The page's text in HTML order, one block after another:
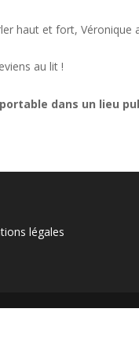
haut et fort,
au lit !
dans un lieu
légales